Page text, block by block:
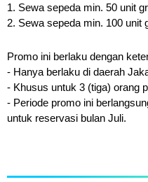
1. Sewa sepeda min. 50 unit
2. Sewa sepeda min. 100 unit
Promo ini berlaku dengan
- Hanya berlaku di daerah
- Khusus untuk 3 (tiga) orang
- Periode promo ini
untuk reservasi bulan Juli.